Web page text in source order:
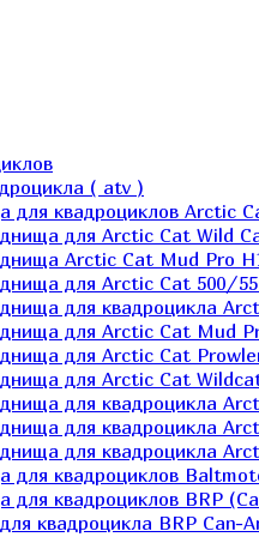
( atv )
для квадроциклов Arctic
для Arctic Cat Wild
Arctic Cat Mud Pro
для Arctic Cat 500/
для квадроцикла
для Arctic Cat Mud
для Arctic Cat
для Arctic Cat
для квадроцикла
для квадроцикла
для квадроцикла
для квадроциклов
для квадроциклов BRP
квадроцикла BRP Can-